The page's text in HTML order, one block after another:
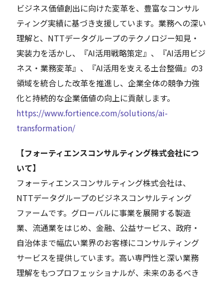
ビジネス価値創出に向けた変革を、豊富なコンサル
ティング実績に基づき支援しています。業務への深い
理解と、NTTデータグループのテクノロジー知見・
実装力を活かし、『AI活用戦略策定』、『AI活用ビジ
ネス・業務変革』、『AI活用を支える土台整備』の3
領域を統合した改革を推進し、企業全体の競争力強
化と持続的な企業価値の向上に貢献します。
https://www.fortience.com/solutions/ai-
transformation/
【フォーティエンスコンサルティング株式会社につ
いて】
フォーティエンスコンサルティング株式会社は、
NTTデータグループのビジネスコンサルティング
ファームです。グローバルに事業を展開する製造
業、流通業をはじめ、金融、公益サービス、政府・
自治体まで幅広い業界のお客様にコンサルティング
サービスを提供しています。高い専門性と深い業務
理解をもつプロフェッショナルが、未来のあるべき